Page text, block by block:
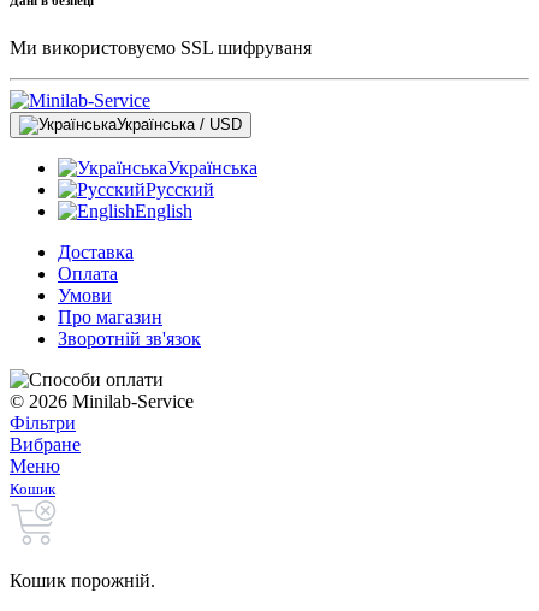
Ми використовуємо SSL шифруваня
Українська / USD
Українська
Русский
English
Доставка
Оплата
Умови
Про магазин
Зворотній зв'язок
© 2026 Minilab-Service
Фільтри
Вибране
Меню
Кошик
Кошик порожній.